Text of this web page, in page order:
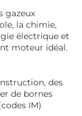
gazeux
la chimie,
électrique et
moteur idéal.
des
de bornes
IM)